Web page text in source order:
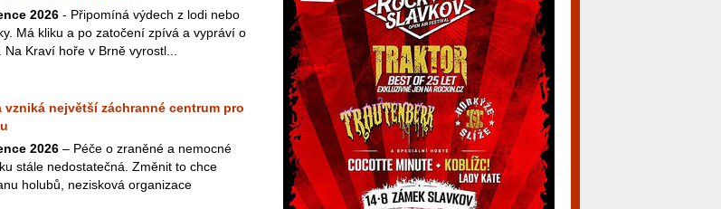
2026 - Připomíná výdech z lodi nebo
Má kliku a po zatočení zpívá a vypráví o
Kraví hoře v Brně vyrostl...
vzniká největší záchranné centrum pro
2026 – Péče o zraněné a nemocné
stále nedostatečná. Změnit to chce
holubů, nezisková organizace